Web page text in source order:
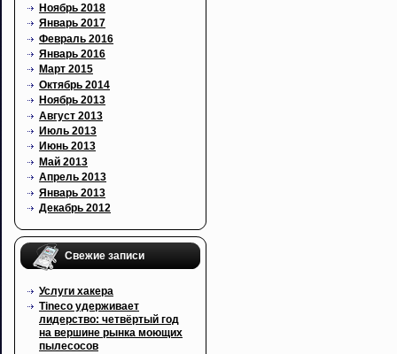
Ноябрь 2018
Январь 2017
Февраль 2016
Январь 2016
Март 2015
Октябрь 2014
Ноябрь 2013
Август 2013
Июль 2013
Июнь 2013
Май 2013
Апрель 2013
Январь 2013
Декабрь 2012
Свежие записи
Услуги хакера
Tineco удерживает
лидерство: четвёртый год
на вершине рынка моющих
пылесосов